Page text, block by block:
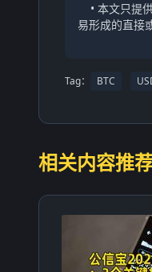
• 本文只提
易形成的直接
Tag： BTC
相关内容推